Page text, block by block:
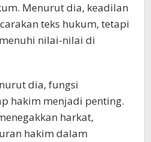
Menurut dia, keadilan
teks hukum, tetapi
nilai-nilai di
dia, fungsi
hakim menjadi penting.
harkat,
hakim dalam